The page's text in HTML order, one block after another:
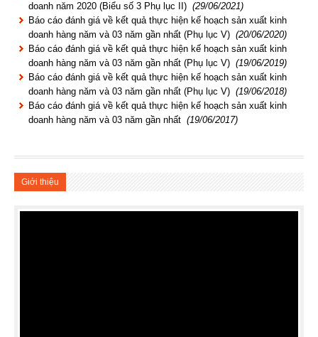
doanh năm 2020 (Biểu số 3 Phụ lục II) (29/06/2021)
Báo cáo đánh giá về kết quả thực hiện kế hoạch sản xuất kinh
doanh hàng năm và 03 năm gần nhất (Phụ lục V) (20/06/2020)
Báo cáo đánh giá về kết quả thực hiện kế hoạch sản xuất kinh
doanh hàng năm và 03 năm gần nhất (Phụ lục V) (19/06/2019)
Báo cáo đánh giá về kết quả thực hiện kế hoạch sản xuất kinh
doanh hàng năm và 03 năm gần nhất (Phụ lục V) (19/06/2018)
Báo cáo đánh giá về kết quả thực hiện kế hoạch sản xuất kinh
doanh hàng năm và 03 năm gần nhất (19/06/2017)
Giới thiệu